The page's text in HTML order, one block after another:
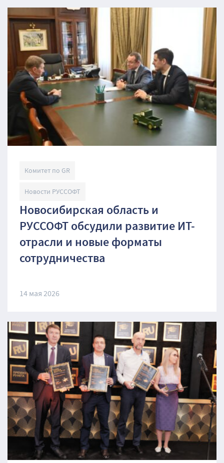
Комитет по GR
Новости РУССОФТ
Новосибирская область и
РУССОФТ обсудили развитие ИТ-
отрасли и новые форматы
сотрудничества
14 мая 2026